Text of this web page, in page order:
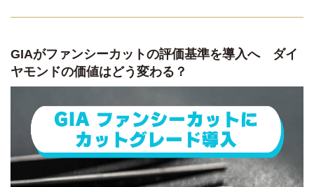
GIAがファンシーカットの評価基準を導入へ ダイ
ヤモンドの価値はどう変わる？